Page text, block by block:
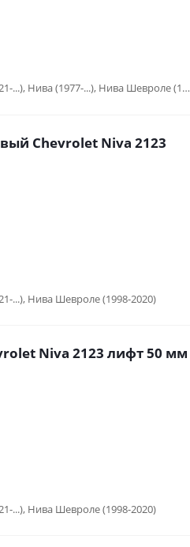
Lada Niva Travel (2021-...), Нива (1977-...), Нива Шевроле (1998-2020)
Chevrolet Niva 2123
...), Нива Шевроле (1998-2020)
Niva 2123 лифт 50 мм
...), Нива Шевроле (1998-2020)